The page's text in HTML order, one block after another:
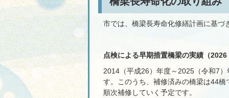
市では、橋梁長寿命化修繕計画に基
点検による早期措置橋梁の実績（
2014（平成26）年度～2025（令和7
す。このうち、補修済みの橋梁は44
順次補修していく予定です。